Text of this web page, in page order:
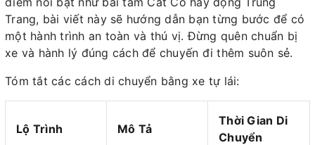
Trang, bài viết này sẽ hướng dẫn bạn từng bước để có
một hành trình an toàn và thú vị. Đừng quên chuẩn bị
xe và hành lý đúng cách để chuyến đi thêm suôn sẻ.
Tóm tắt các cách di chuyển bằng xe tự lái:
Lộ Trình Mô Tả
Thời Gian Di
Chuyển